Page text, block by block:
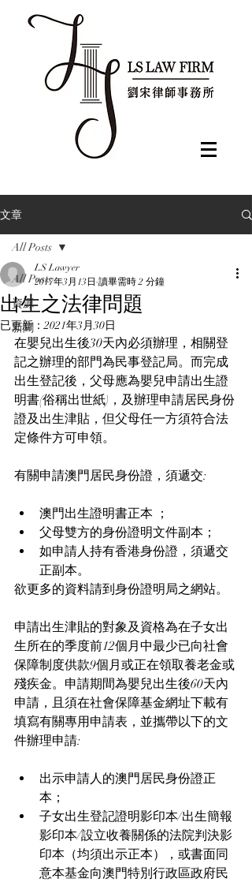
文章
All Posts
資源
新聞
All Posts
出生之法律問題
LS Lawyer
2017年3月13日 讀畢需時 2 分鐘
已更新：2021年3月30日
在嬰兒出生後30天內必須辦理，相關登
記之辦理的部門為民事登記局。而完成
出生登記後，父母應為嬰兒申請出生證
明書(俗稱出世紙)，及辦理申請居民身份
證及出生津貼，但父母任一方須符合法
定條件方可申領。
有關申請澳門居民身份證，須遞交:
澳門出生證明書正本 ；
父母雙方的身份證明文件副本；
如申請人持有香港身份證，須遞交
正副本。
欲更多的資料請到身份證明局之網站。
申請出生津貼的對象及資格為在子女出
生所在的季度前12個月中最少已向社會
保障制度供款9個月或正在領取養老金或
殘疾金。申請期間為嬰兒出生後60天內
申請，且須在社會保障基金網址下載有
填寫有關專用申請表，並攜帶以下的文
件辦理申請:
出示申請人的澳門居民身份證正
本；
子女出生登記證明影印本/出生簡報
影印本/設立收養關係的法院判決影
印本（均須出示正本），或書面同
意本基金向澳門特別行政區政府民